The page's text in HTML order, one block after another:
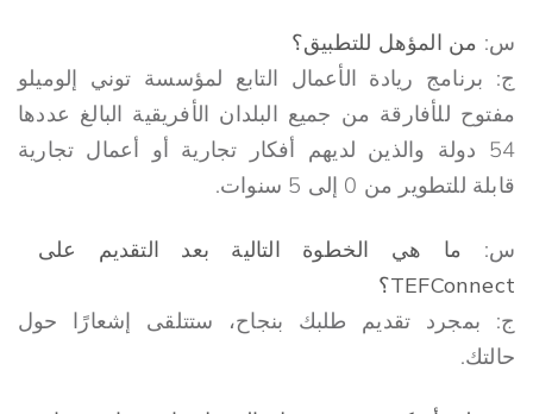
س: من المؤهل للتطبيق؟
ج: برنامج ريادة الأعمال التابع لمؤسسة توني إلوميلو
مفتوح للأفارقة من جميع البلدان الأفريقية البالغ عددها
54 دولة والذين لديهم أفكار تجارية أو أعمال تجارية
قابلة للتطوير من 0 إلى 5 سنوات.
س: ما هي الخطوة التالية بعد التقديم على
TEFConnect؟
ج: بمجرد تقديم طلبك بنجاح، ستتلقى إشعارًا حول
حالتك.